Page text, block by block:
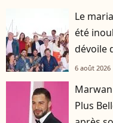
Le
été
dévoile
6 août 2026
Plus